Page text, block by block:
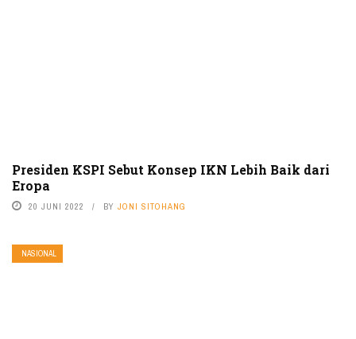
Presiden KSPI Sebut Konsep IKN Lebih Baik dari
Eropa
20 JUNI 2022 BY JONI SITOHANG
NASIONAL